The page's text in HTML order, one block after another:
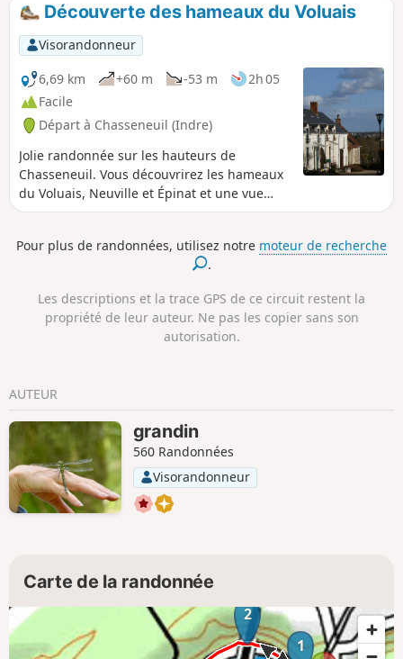
Découverte des hameaux du Voluais
Visorandonneur
6,69 km
+60 m -53 m
2h 05
Facile
Départ à Chasseneuil (Indre)
Jolie randonnée sur les hauteurs de
Chasseneuil. Vous découvrirez les hameaux
du Voluais, Neuville et Épinat et une vue
magnifique sur les vallées du Bouzanteuil et
Pour plus de randonnées, utilisez notre moteur de recherche
.
Les descriptions et la trace GPS de ce circuit restent la
propriété de leur auteur. Ne pas les copier sans son
autorisation.
AUTEUR
grandin
560 Randonnées
Visorandonneur
Carte de la randonnée
1
2